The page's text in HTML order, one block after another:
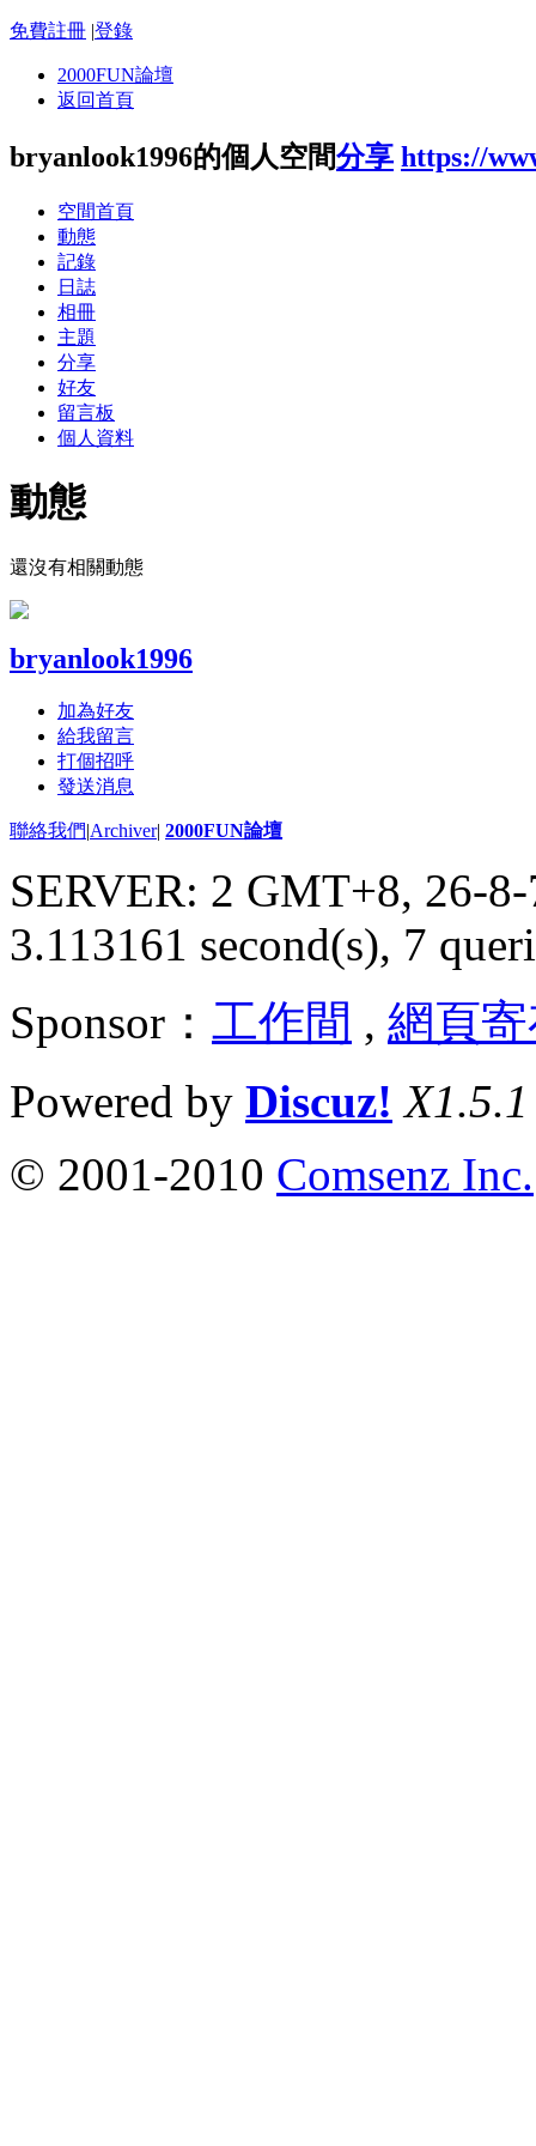
免費註冊 |登錄
2000FUN論壇
返回首頁
bryanlook1996的個人空間分享 https://
空間首頁
動態
記錄
日誌
相冊
主題
分享
好友
留言板
個人資料
動態
還沒有相關動態
bryanlook1996
加為好友
給我留言
打個招呼
發送消息
聯絡我們|Archiver| 2000FUN論壇
SERVER: 2 GMT+8, 26-
3.113161 second(s), 7
Sponsor： 工作間 , 網頁
Powered by Discuz! X1.5.1
© 2001-2010 Comsenz Inc.